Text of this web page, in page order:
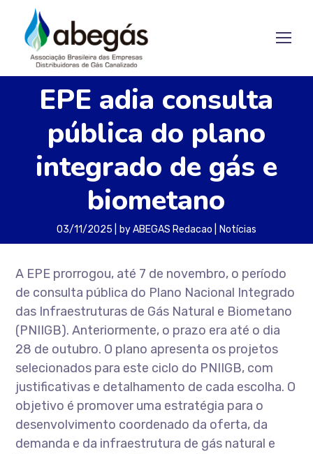
EPE adia consulta
pública do plano
integrado de gás e
biometano
03/11/2025 byABEGAS Redacao Notícias
A EPE prorrogou, até 7 de novembro, o período
de consulta pública do Plano Nacional Integrado
das Infraestruturas de Gás Natural e Biometano
(PNIIGB). Anteriormente, o prazo era até o dia
28 de outubro. O plano apresenta os projetos
selecionados para este ciclo do PNIIGB, com
justificativas e detalhamento de cada escolha. O
objetivo é promover uma estratégia para o
desenvolvimento coordenado da oferta, da
demanda e da infraestrutura de gás natural e